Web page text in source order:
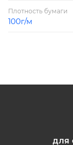
Плотность бумаги
100г/м
ДЛЯ